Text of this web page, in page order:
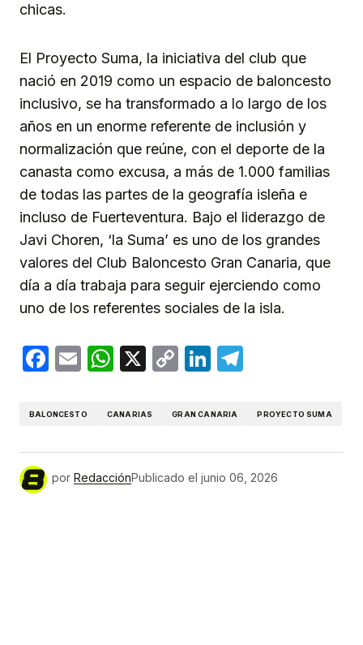
chicas.
El Proyecto Suma, la iniciativa del club que
nació en 2019 como un espacio de baloncesto
inclusivo, se ha transformado a lo largo de los
años en un enorme referente de inclusión y
normalización que reúne, con el deporte de la
canasta como excusa, a más de 1.000 familias
de todas las partes de la geografía isleña e
incluso de Fuerteventura. Bajo el liderazgo de
Javi Choren, ‘la Suma’ es uno de los grandes
valores del Club Baloncesto Gran Canaria, que
día a día trabaja para seguir ejerciendo como
uno de los referentes sociales de la isla.
Facebook
EmailWhatsApp
X
CopyLinkedIn
BALONCESTO CANARIAS GRAN CANARIA PROYECTO SUMA
por RedacciónPublicado el junio 06, 2026